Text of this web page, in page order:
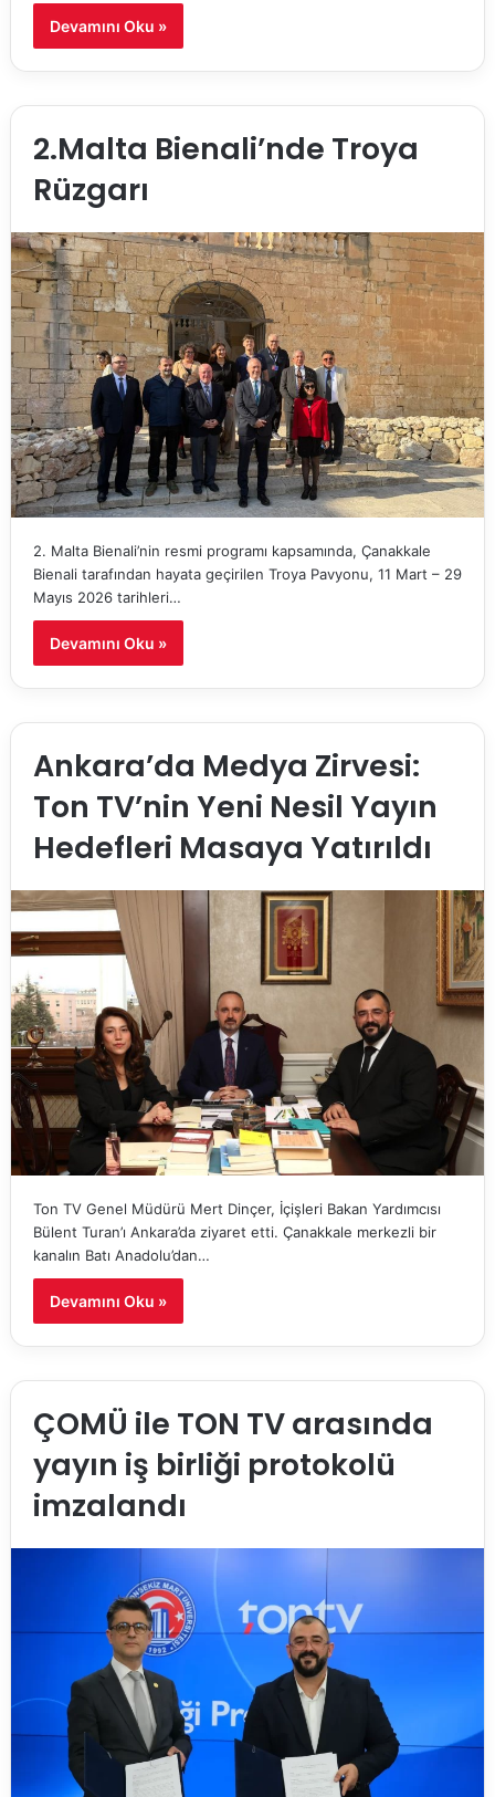
Devamını Oku »
2.Malta Bienali’nde Troya
Rüzgarı
2. Malta Bienali’nin resmi programı kapsamında, Çanakkale
Bienali tarafından hayata geçirilen Troya Pavyonu, 11 Mart – 29
Mayıs 2026 tarihleri…
Devamını Oku »
Ankara’da Medya Zirvesi:
Ton TV’nin Yeni Nesil Yayın
Hedefleri Masaya Yatırıldı
Ton TV Genel Müdürü Mert Dinçer, İçişleri Bakan Yardımcısı
Bülent Turan’ı Ankara’da ziyaret etti. Çanakkale merkezli bir
kanalın Batı Anadolu’dan…
Devamını Oku »
ÇOMÜ ile TON TV arasında
yayın iş birliği protokolü
imzalandı